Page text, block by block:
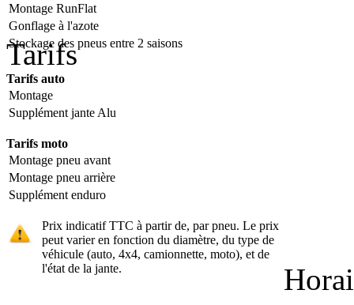
Montage RunFlat
Gonflage à l'azote
Stockage des pneus entre 2 saisons
Tarifs
Tarifs auto
Montage
Supplément jante Alu
Tarifs moto
Montage pneu avant
Montage pneu arrière
Supplément enduro
Prix indicatif TTC à partir de, par pneu. Le prix
peut varier en fonction du diamètre, du type de
véhicule (auto, 4x4, camionnette, moto), et de
l'état de la jante.